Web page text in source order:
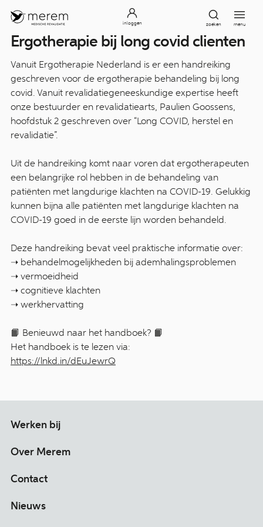
inloggen zoeken menu
Ergotherapie bij long covid clienten
Vanuit Ergotherapie Nederland is er een handreiking
geschreven voor de ergotherapie behandeling bij long
covid. Vanuit revalidatiegeneeskundige expertise heeft
onze bestuurder en revalidatiearts, Paulien Goossens,
hoofdstuk 2 geschreven over “Long COVID, herstel en
revalidatie”.
Uit de handreiking komt naar voren dat ergotherapeuten
een belangrijke rol hebben in de behandeling van
patiënten met langdurige klachten na COVID-19. Gelukkig
kunnen bijna alle patiënten met langdurige klachten na
COVID-19 goed in de eerste lijn worden behandeld.
Deze handreiking bevat veel praktische informatie over:
➝ behandelmogelijkheden bij ademhalingsproblemen
➝ vermoeidheid
➝ cognitieve klachten
➝ werkhervatting
📙 Benieuwd naar het handboek? 📙
Het handboek is te lezen via:
https://lnkd.in/dEuJewrQ
Werken bij
Over Merem
Contact
Nieuws